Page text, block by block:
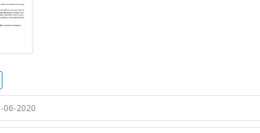
06-2020